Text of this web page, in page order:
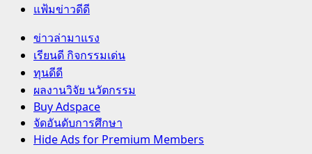
แฟ้มข่าวดีดี
Primary
Menu
ข่าวล่ามาแรง
เรียนดี กิจกรรมเด่น
ทุนดีดี
ผลงานวิจัย นวัตกรรม
Buy Adspace
จัดอันดับการศึกษา
Hide Ads for Premium Members